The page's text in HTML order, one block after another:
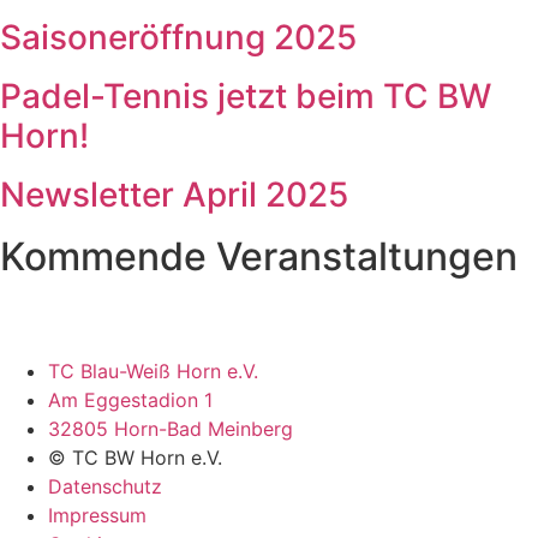
Saisoneröffnung 2025
Padel-Tennis jetzt beim TC BW
Horn!
Newsletter April 2025
Kommende Veranstaltungen
TC Blau-Weiß Horn e.V.
Am Eggestadion 1
32805 Horn-Bad Meinberg
© TC BW Horn e.V.
Datenschutz
Impressum